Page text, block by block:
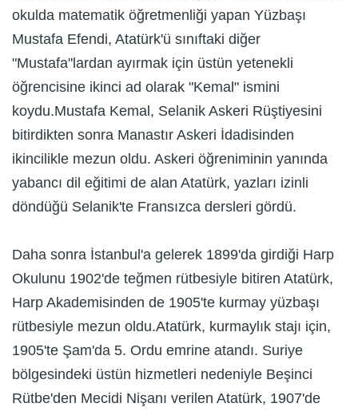
okulda matematik öğretmenliği yapan Yüzbaşı
Mustafa Efendi, Atatürk'ü sınıftaki diğer
"Mustafa"lardan ayırmak için üstün yetenekli
öğrencisine ikinci ad olarak "Kemal" ismini
koydu.Mustafa Kemal, Selanik Askeri Rüştiyesini
bitirdikten sonra Manastır Askeri İdadisinden
ikincilikle mezun oldu. Askeri öğreniminin yanında
yabancı dil eğitimi de alan Atatürk, yazları izinli
döndüğü Selanik'te Fransızca dersleri gördü.
Daha sonra İstanbul'a gelerek 1899'da girdiği Harp
Okulunu 1902'de teğmen rütbesiyle bitiren Atatürk,
Harp Akademisinden de 1905'te kurmay yüzbaşı
rütbesiyle mezun oldu.Atatürk, kurmaylık stajı için,
1905'te Şam'da 5. Ordu emrine atandı. Suriye
bölgesindeki üstün hizmetleri nedeniyle Beşinci
Rütbe'den Mecidi Nişanı verilen Atatürk, 1907'de